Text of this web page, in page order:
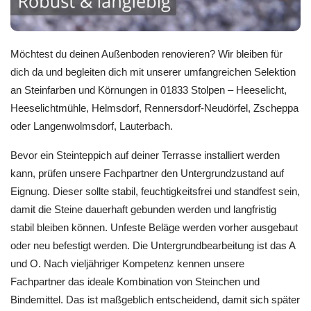
Möchtest du deinen Außenboden renovieren? Wir bleiben für
dich da und begleiten dich mit unserer umfangreichen Selektion
an Steinfarben und Körnungen in 01833 Stolpen – Heeselicht,
Heeselichtmühle, Helmsdorf, Rennersdorf-Neudörfel, Zscheppa
oder Langenwolmsdorf, Lauterbach.
Bevor ein Steinteppich auf deiner Terrasse installiert werden
kann, prüfen unsere Fachpartner den Untergrundzustand auf
Eignung. Dieser sollte stabil, feuchtigkeitsfrei und standfest sein,
damit die Steine dauerhaft gebunden werden und langfristig
stabil bleiben können. Unfeste Beläge werden vorher ausgebaut
oder neu befestigt werden. Die Untergrundbearbeitung ist das A
und O. Nach vieljähriger Kompetenz kennen unsere
Fachpartner das ideale Kombination von Steinchen und
Bindemittel. Das ist maßgeblich entscheidend, damit sich später